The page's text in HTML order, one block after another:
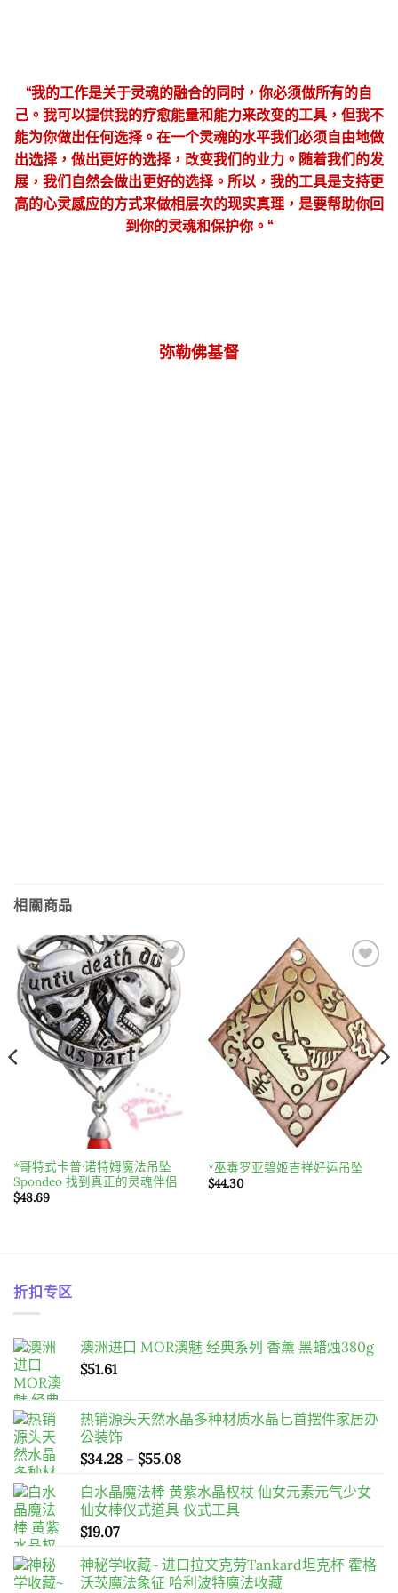
“我的工作是关于灵魂的融合的同时，你必须做所有的自
己。我可以提供我的疗愈能量和能力来改变的工具，但我不
能为你做出任何选择。在一个灵魂的水平我们必须自由地做
出选择，做出更好的选择，改变我们的业力。随着我们的发
展，我们自然会做出更好的选择。所以，我的工具是支持更
高的心灵感应的方式来做相层次的现实真理，是要帮助你回
到你的灵魂和保护你。“
弥勒佛基督
相關商品
Add to
wishlist
*哥特式卡普·诺特姆魔法吊坠
Spondeo 找到真正的灵魂伴侣
$48.69
wishlist
*巫毒罗亚碧姬吉祥好运吊坠
$44.30
折扣专区
澳洲进口 MOR澳魅 经典系列 香薰 黑蜡烛380g
$51.61
热销源头天然水晶多种材质水晶匕首摆件家居办
公装饰
$34.28 – $55.08價
範
圍：
$55.08
白水晶魔法棒 黄紫水晶权杖 仙女元素元气少女
仙女棒仪式道具 仪式工具
$19.07
神秘学收藏~ 进口拉文克劳Tankard坦克杯 霍格
沃茨魔法象征 哈利波特魔法收藏